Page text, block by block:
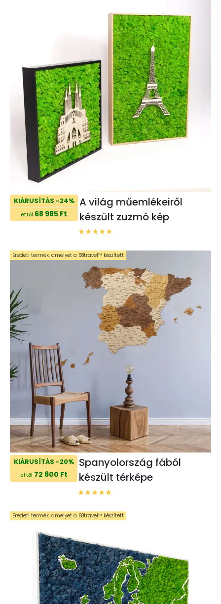
KIÁRUSÍTÁS -24%
ettől 68 985 Ft
A világ műemlékeiről
készült zuzmó kép
KIÁRUSÍTÁS -20%
ettől 72 600 Ft
Spanyolország fából
készült térképe
Eredeti termék, amelyet a 68travel™️ készített
Eredeti termék, amelyet a 68travel™️ készített